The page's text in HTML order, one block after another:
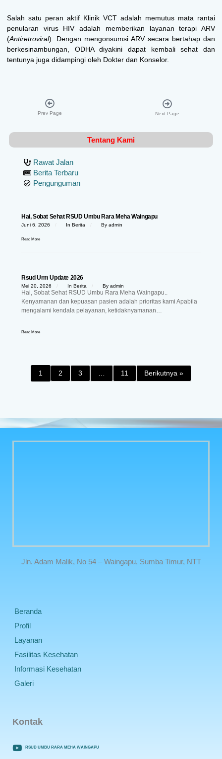
Salah satu peran aktif Klinik VCT adalah memutus mata rantai
penularan virus HIV adalah memberikan layanan terapi ARV
(Antiretroviral). Dengan mengonsumsi ARV secara bertahap dan
berkesinambungan, ODHA diyakini dapat kembali sehat dan
tentunya juga didampingi oleh Dokter dan Konselor.
Prev Page Next Page
Tentang Kami
Rawat Jalan
Berita Terbaru
Pengunguman
Hai, Sobat Sehat RSUD Umbu Rara Meha Waingapu
Juni 6, 2026 In Berita By admin
Read More
Rsud Urm Update 2026
Mei 20, 2026 In Berita By admin
Hai, Sobat Sehat RSUD Umbu Rara Meha Waingapu..
Kenyamanan dan kepuasan pasien adalah prioritas kami Apabila
mengalami kendala pelayanan, ketidaknyamanan…
Read More
1 2 3 11 Berikutnya »
Jln. Adam Malik, No 54 – Waingapu, Sumba Timur, NTT
Beranda
Profil
Layanan
Fasilitas Kesehatan
Informasi Kesehatan
Galeri
Kontak
RSUD UMBU RARA MEHA WAINGAPU